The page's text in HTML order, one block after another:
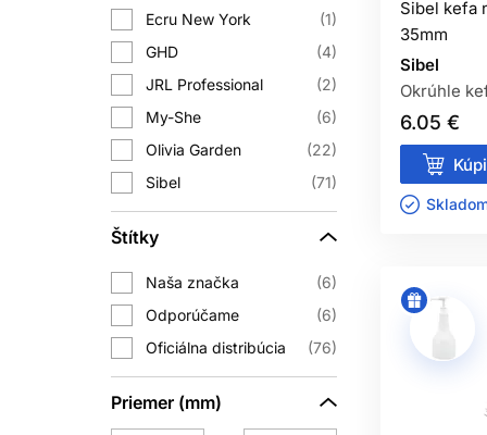
Kvalitná okrúhla kefa pomáha pri
ochranu, najmä ak vlasy
presušovania. Preto je
V ponuke nájdete profesionálne
korienkoch, uhladené dĺžky,
AKÝ
Na krátke vlasy, ofinu a výraznejšie
Ecru New York
1
GHD
4
JRL Professional
2
My-She
6
Olivia Garden
22
Sibel
71
Štítky
Naša značka
6
Odporúčame
6
Oficiálna distribúcia
76
Priemer (mm)
Sibel kefa
35mm
Sibel
Okrúhle
6.05 €
Skladom